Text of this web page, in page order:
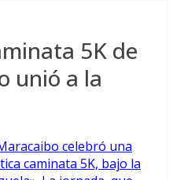
5K de
unió a la